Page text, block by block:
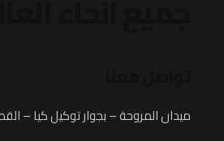
ميدان المروحة – بجوار توكيل كيا –